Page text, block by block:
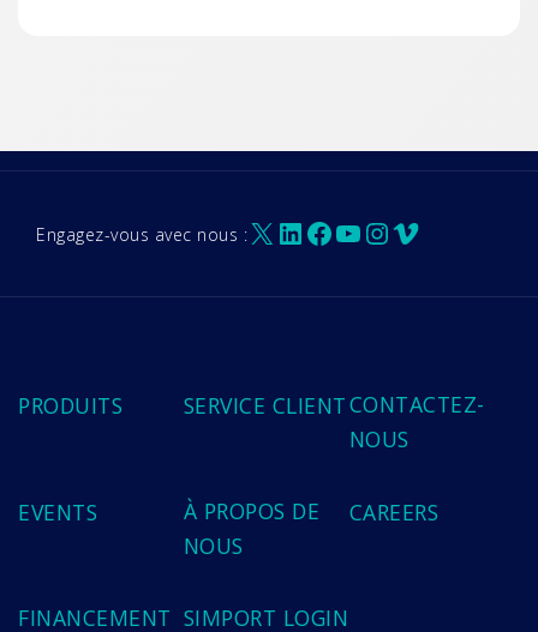
Engagez-vous avec nous :X LinkedIn
Facebook
YouTube
Instagram
Vimeo
PRODUITS SERVICE CLIENTCONTACTEZ-
NOUS
EVENTS
À PROPOS DE
NOUS
CAREERS
FINANCEMENT SIMPORT LOGIN